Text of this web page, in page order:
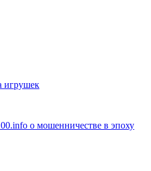
игрушек
о мошенничестве в эпоху